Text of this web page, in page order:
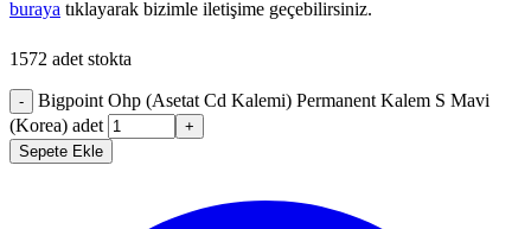
buraya tıklayarak bizimle iletişime geçebilirsiniz.
1572 adet stokta
-
Bigpoint Ohp (Asetat Cd Kalemi) Permanent Kalem S Mavi
(Korea) adet
+
Sepete Ekle